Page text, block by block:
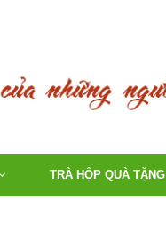
TRÀ HỘP QUÀ TẶNG